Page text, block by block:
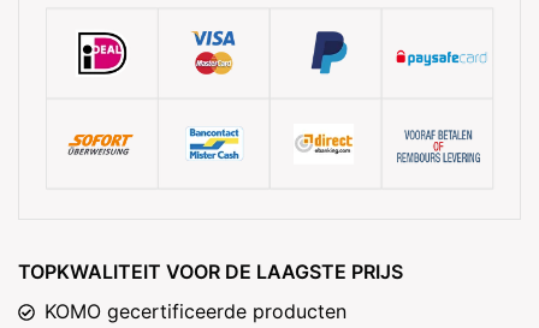
TOPKWALITEIT VOOR DE LAAGSTE PRIJS
KOMO gecertificeerde producten